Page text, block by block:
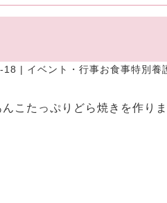
18 | イベント・行事お食事特別養
こたっぷりどら焼きを作りま